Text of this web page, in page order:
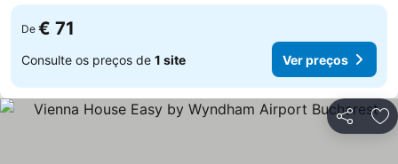
De € 71
Consulte os preços de 1 site Ver preços
Partilhar